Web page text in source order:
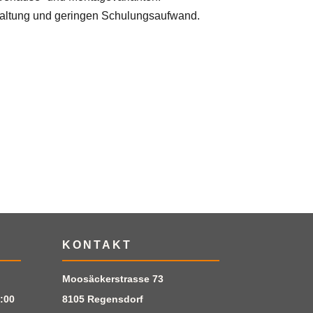
und geringen Schulungsaufwand.
KONTAKT
Moosäckerstrasse 73
8105 Regensdorf